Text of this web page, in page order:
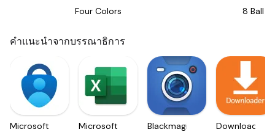
Four Colors 8 Ball
คำแนะนำจากบรรณาธิการ
Microsoft
Microsoft
Blackmagic
Downloader